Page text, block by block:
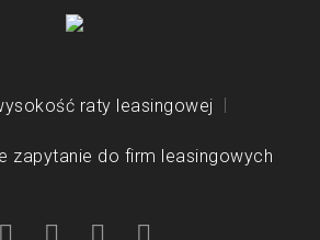
raty leasingowej
zapytanie do firm leasingowych